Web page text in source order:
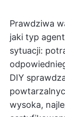
Prawdziwa
jaki typ
sytuacji:
DIY
wysoka,